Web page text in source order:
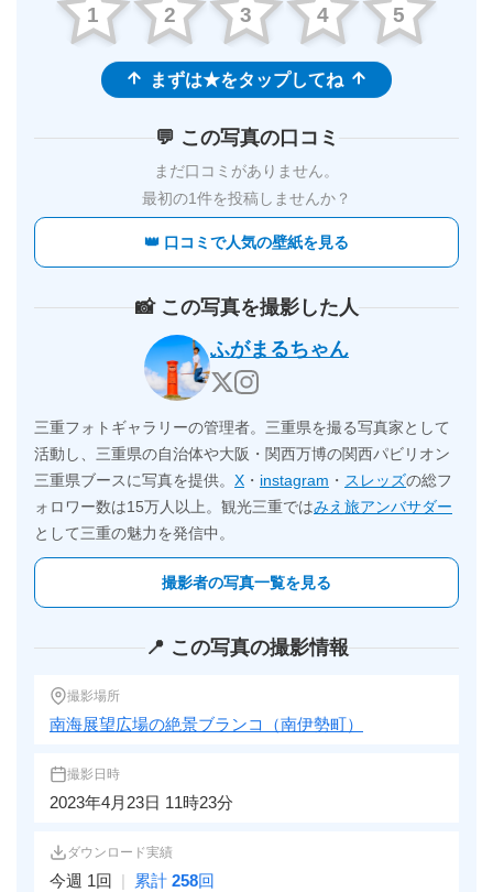
1 2 3 4 5
まずは★をタップしてね
💬 この写真の口コミ
まだ口コミがありません。
最初の1件を投稿しませんか？
👑 口コミで人気の壁紙を見る
📸 この写真を撮影した人
ふがまるちゃん
三重フォトギャラリーの管理者。三重県を撮る写真家として
活動し、三重県の自治体や大阪・関西万博の関西パビリオン
三重県ブースに写真を提供。 X ・ instagram ・ スレッズの総フ
ォロワー数は15万人以上。観光三重ではみえ旅アンバサダー
として三重の魅力を発信中。
撮影者の写真一覧を見る
📍 この写真の撮影情報
撮影場所
南海展望広場の絶景ブランコ（南伊勢町）
撮影日時
2023年4月23日 11時23分
ダウンロード実績
今週 1回 | 累計 258回